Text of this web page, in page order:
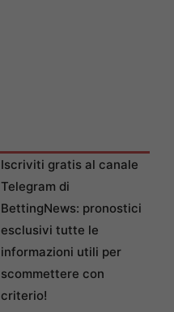
Iscriviti gratis al canale
Telegram di
BettingNews: pronostici
esclusivi tutte le
informazioni utili per
scommettere con
criterio!